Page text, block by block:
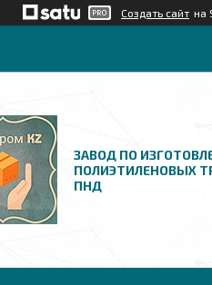
Создать сайт на
ЗАВОД ПО
ПОЛИЭТИЛЕНОВЫХ
ПНД